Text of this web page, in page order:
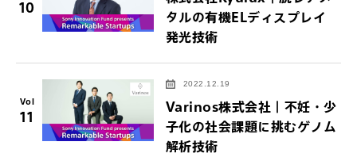
10
タルの有機ELディスプレイ
発光技術
Vol
11
2022.12.19
Varinos株式会社｜不妊・少
子化の社会課題に挑むゲノム
解析技術